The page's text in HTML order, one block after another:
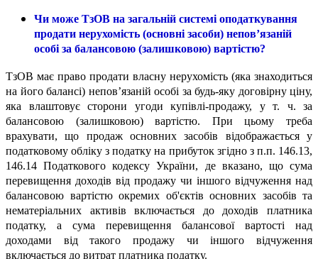
Чи може ТзОВ на загальній системі оподаткування
продати нерухомість (основні засоби) непов’язаній
особі за балансовою (залишковою) вартістю?
ТзОВ має право продати власну нерухомість (яка знаходиться
на його балансі) непов’язаній особі за будь-яку договірну ціну,
яка влаштовує сторони угоди купівлі-продажу, у т. ч. за
балансовою (залишковою) вартістю. При цьому треба
врахувати, що продаж основних засобів відображається у
податковому обліку з податку на прибуток згідно з п.п. 146.13,
146.14 Податкового кодексу України, де вказано, що сума
перевищення доходів від продажу чи іншого відчуження над
балансовою вартістю окремих об'єктів основних засобів та
нематеріальних активів включається до доходів платника
податку, а сума перевищення балансової вартості над
доходами від такого продажу чи іншого відчуження
включається до витрат платника податку.